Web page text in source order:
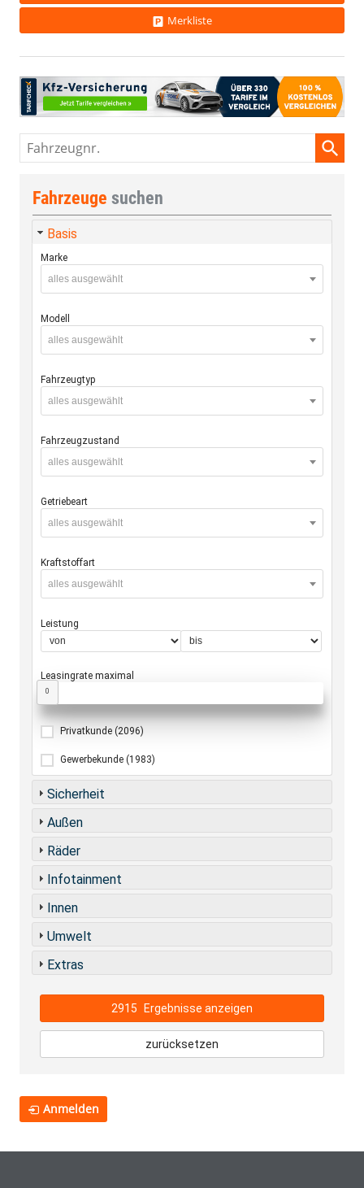
Merkliste
Fahrzeugnr.
Fahrzeuge suchen
Basis
Marke
alles ausgewählt
Modell
alles ausgewählt
Fahrzeugtyp
alles ausgewählt
Fahrzeugzustand
alles ausgewählt
Getriebeart
alles ausgewählt
Kraftstoffart
alles ausgewählt
Leistung
Leasingrate maximal
0
Privatkunde (2096)
Gewerbekunde (1983)
Sicherheit
Außen
Räder
Infotainment
Innen
Umwelt
Extras
2915 Ergebnisse anzeigen
zurücksetzen
Anmelden